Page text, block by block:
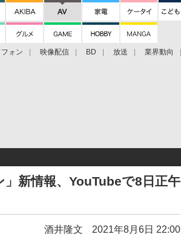
ォン 映像配信 BD 放送 業界動向
新情報、YouTubeで8日正午
酒井隆文 2021年8月6日 22:00